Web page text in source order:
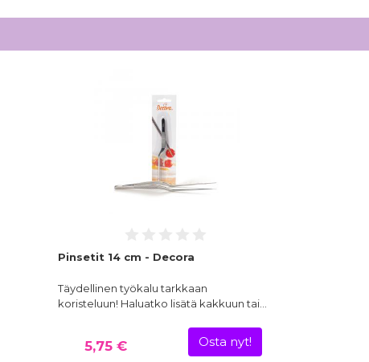
Pinsetit 14 cm - Decora
Täydellinen työkalu tarkkaan
koristeluun! Haluatko lisätä kakkuun tai…
5,75 € Osta nyt!